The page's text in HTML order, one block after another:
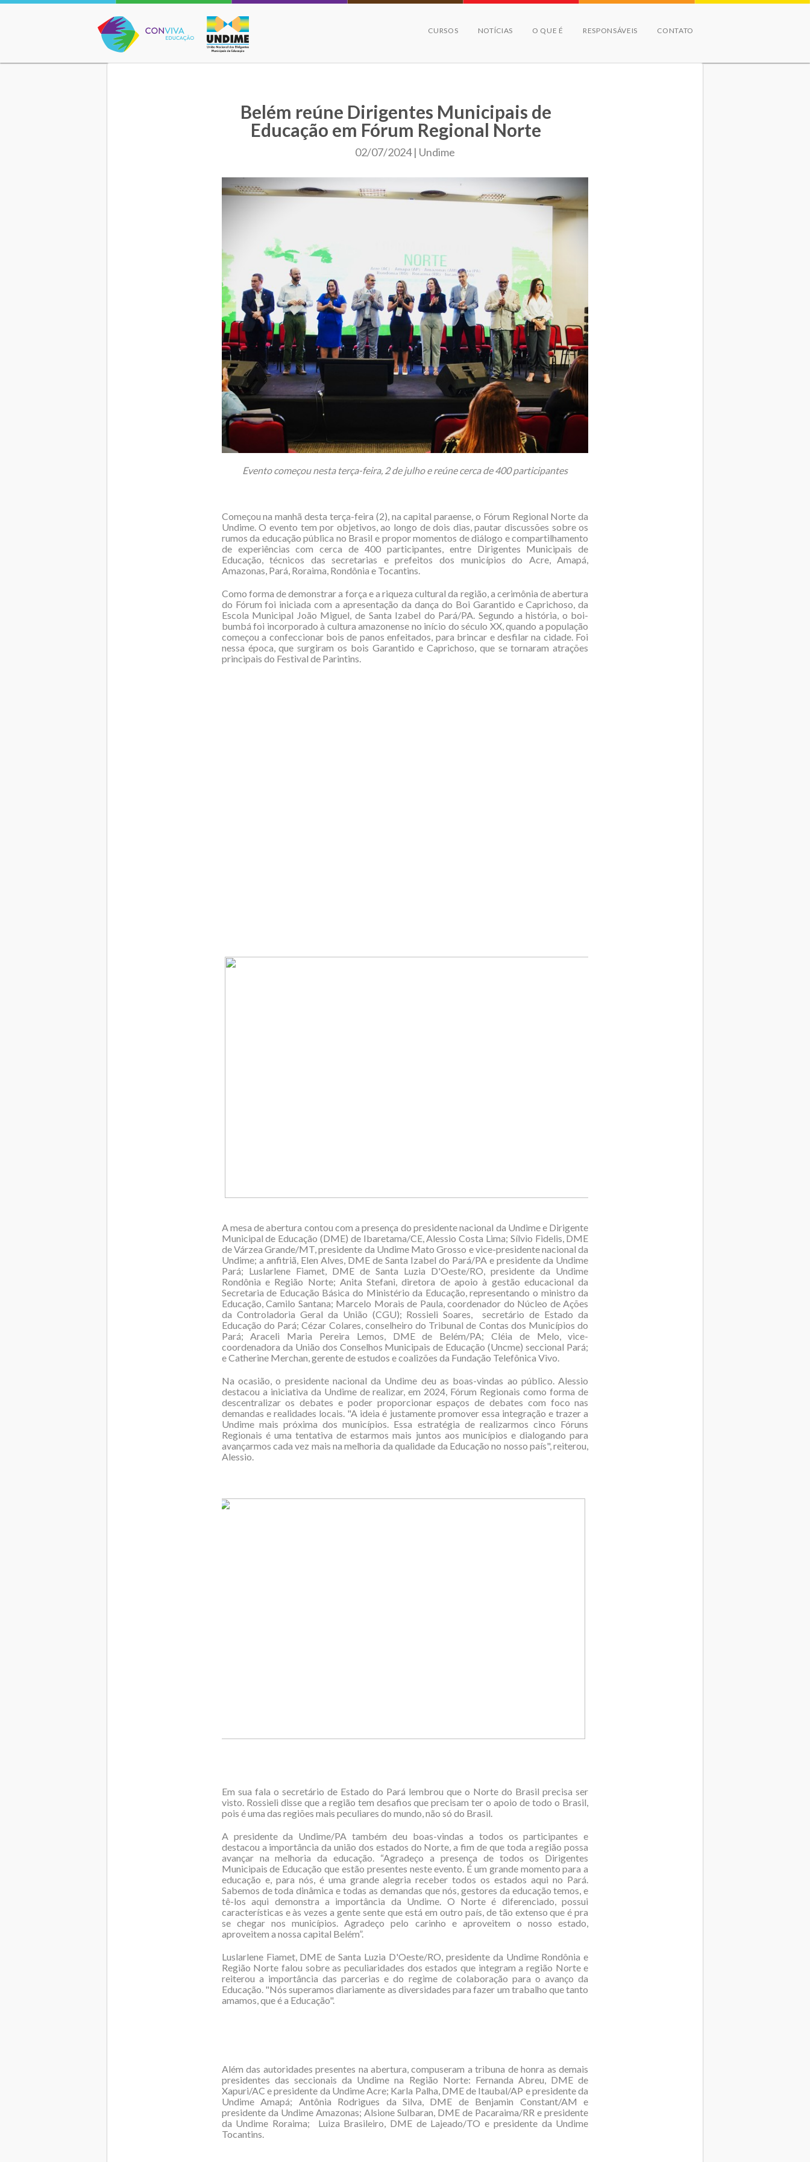
Conviva Educação
CURSOS NOTÍCIAS O QUE É RESPONSÁVEIS CONTATO
Belém reúne Dirigentes Municipais de
Educação em Fórum Regional Norte
02/07/2024 | Undime
Evento começou nesta terça-feira, 2 de julho e reúne cerca de 400 participantes
Começou na manhã desta terça-feira (2), na capital paraense, o Fórum Regional Norte da
Undime. O evento tem por objetivos, ao longo de dois dias, pautar discussões sobre os
rumos da educação pública no Brasil e propor momentos de diálogo e compartilhamento
de experiências com cerca de 400 participantes, entre Dirigentes Municipais de
Educação, técnicos das secretarias e prefeitos dos municípios do Acre, Amapá,
Amazonas, Pará, Roraima, Rondônia e Tocantins.
Como forma de demonstrar a força e a riqueza cultural da região, a cerimônia de abertura
do Fórum foi iniciada com a apresentação da dança do Boi Garantido e Caprichoso, da
Escola Municipal João Miguel, de Santa Izabel do Pará/PA. Segundo a história, o boi-
bumbá foi incorporado à cultura amazonense no início do século XX, quando a população
começou a confeccionar bois de panos enfeitados, para brincar e desfilar na cidade. Foi
nessa época, que surgiram os bois Garantido e Caprichoso, que se tornaram atrações
principais do Festival de Parintins.
A mesa de abertura contou com a presença do presidente nacional da Undime e Dirigente
Municipal de Educação (DME) de Ibaretama/CE, Alessio Costa Lima; Sílvio Fidelis, DME
de Várzea Grande/MT, presidente da Undime Mato Grosso e vice-presidente nacional da
Undime; a anfitriã, Elen Alves, DME de Santa Izabel do Pará/PA e presidente da Undime
Pará; Luslarlene Fiamet, DME de Santa Luzia D'Oeste/RO, presidente da Undime
Rondônia e Região Norte; Anita Stefani, diretora de apoio à gestão educacional da
Secretaria de Educação Básica do Ministério da Educação, representando o ministro da
Educação, Camilo Santana; Marcelo Morais de Paula, coordenador do Núcleo de Ações
da Controladoria Geral da União (CGU); Rossieli Soares, secretário de Estado da
Educação do Pará; Cézar Colares, conselheiro do Tribunal de Contas dos Municípios do
Pará; Araceli Maria Pereira Lemos, DME de Belém/PA; Cléia de Melo, vice-
coordenadora da União dos Conselhos Municipais de Educação (Uncme) seccional Pará;
e Catherine Merchan, gerente de estudos e coalizões da Fundação Telefônica Vivo.
Na ocasião, o presidente nacional da Undime deu as boas-vindas ao público. Alessio
destacou a iniciativa da Undime de realizar, em 2024, Fórum Regionais como forma de
descentralizar os debates e poder proporcionar espaços de debates com foco nas
demandas e realidades locais. "A ideia é justamente promover essa integração e trazer a
Undime mais próxima dos municípios. Essa estratégia de realizarmos cinco Fóruns
Regionais é uma tentativa de estarmos mais juntos aos municípios e dialogando para
avançarmos cada vez mais na melhoria da qualidade da Educação no nosso país", reiterou,
Alessio.
Em sua fala o secretário de Estado do Pará lembrou que o Norte do Brasil precisa ser
visto. Rossieli disse que a região tem desafios que precisam ter o apoio de todo o Brasil,
pois é uma das regiões mais peculiares do mundo, não só do Brasil.
A presidente da Undime/PA também deu boas-vindas a todos os participantes e
destacou a importância da união dos estados do Norte, a fim de que toda a região possa
avançar na melhoria da educação. “Agradeço a presença de todos os Dirigentes
Municipais de Educação que estão presentes neste evento. É um grande momento para a
educação e, para nós, é uma grande alegria receber todos os estados aqui no Pará.
Sabemos de toda dinâmica e todas as demandas que nós, gestores da educação temos, e
tê-los aqui demonstra a importância da Undime. O Norte é diferenciado, possui
características e às vezes a gente sente que está em outro país, de tão extenso que é pra
se chegar nos municípios. Agradeço pelo carinho e aproveitem o nosso estado,
aproveitem a nossa capital Belém”.
Luslarlene Fiamet, DME de Santa Luzia D'Oeste/RO, presidente da Undime Rondônia e
Região Norte falou sobre as peculiaridades dos estados que integram a região Norte e
reiterou a importância das parcerias e do regime de colaboração para o avanço da
Educação. "Nós superamos diariamente as diversidades para fazer um trabalho que tanto
amamos, que é a Educação".
Além das autoridades presentes na abertura, compuseram a tribuna de honra as demais
presidentes das seccionais da Undime na Região Norte: Fernanda Abreu, DME de
Xapuri/AC e presidente da Undime Acre; Karla Palha, DME de Itaubal/AP e presidente da
Undime Amapá; Antônia Rodrigues da Silva, DME de Benjamin Constant/AM e
presidente da Undime Amazonas; Alsione Sulbaran, DME de Pacaraima/RR e presidente
da Undime Roraima; Luiza Brasileiro, DME de Lajeado/TO e presidente da Undime
Tocantins.